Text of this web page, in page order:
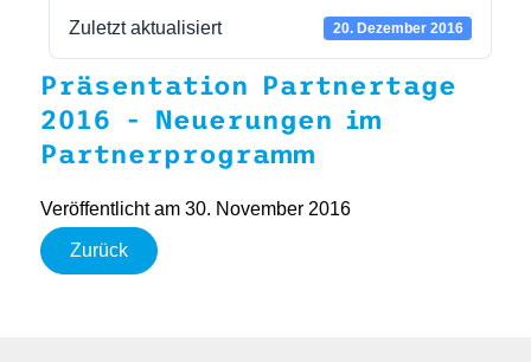
Zuletzt aktualisiert 20. Dezember 2016
Präsentation Partnertage
2016 - Neuerungen im
Partnerprogramm
Veröffentlicht am 30. November 2016
Zurück